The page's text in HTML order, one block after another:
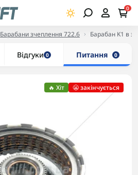
0
Барабани зчеплення 722.6 Барабан K1 в
Відгуки 0 Питання 0
🔥 Хіт 😬 закінчується